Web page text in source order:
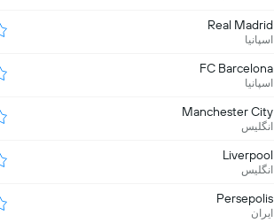
Real Madrid
اسپانیا
FC Barcelona
اسپانیا
Manchester City
انگلیس
Liverpool
انگلیس
Persepolis
ایران